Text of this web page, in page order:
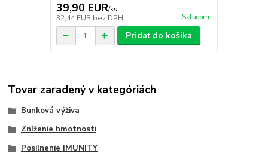
39,90 EUR/ks
32,44 EUR bez DPH Skladom
Pridať do košíka
Tovar zaradený v kategóriách
Bunková výživa
Zníženie hmotnosti
Posilnenie IMUNITY